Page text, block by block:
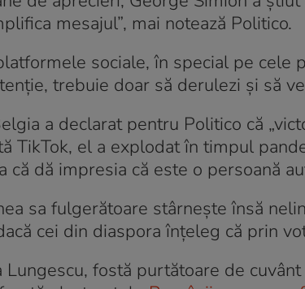
mesajul”, mai notează Politico.
sociale, în special pe cele
trebuie doar să derulezi și să
a declarat pentru Politico că
TikTok, el a explodat în timpul
că dă impresia că este o persoană
sa fulgerătoare stârnește însă
cei din diaspora înțeleg că prin
Lungescu, fostă purtătoare de